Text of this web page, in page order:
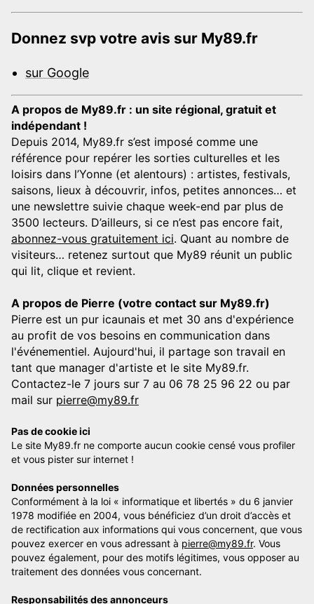
Donnez svp votre avis sur My89.fr
sur Google
A propos de My89.fr : un site régional, gratuit et
indépendant !
Depuis 2014, My89.fr s’est imposé comme une
référence pour repérer les sorties culturelles et les
loisirs dans l’Yonne (et alentours) : artistes, festivals,
saisons, lieux à découvrir, infos, petites annonces… et
une newslettre suivie chaque week-end par plus de
3500 lecteurs. D’ailleurs, si ce n’est pas encore fait,
abonnez-vous gratuitement ici. Quant au nombre de
visiteurs… retenez surtout que My89 réunit un public
qui lit, clique et revient.
A propos de Pierre (votre contact sur My89.fr)
Pierre est un pur icaunais et met 30 ans d'expérience
au profit de vos besoins en communication dans
l'événementiel. Aujourd'hui, il partage son travail en
tant que manager d'artiste et le site My89.fr.
Contactez-le 7 jours sur 7 au 06 78 25 96 22 ou par
mail sur pierre@my89.fr
Pas de cookie ici
Le site My89.fr ne comporte aucun cookie censé vous profiler
et vous pister sur internet !
Données personnelles
Conformément à la loi « informatique et libertés » du 6 janvier
1978 modifiée en 2004, vous bénéficiez d’un droit d’accès et
de rectification aux informations qui vous concernent, que vous
pouvez exercer en vous adressant à pierre@my89.fr. Vous
pouvez également, pour des motifs légitimes, vous opposer au
traitement des données vous concernant.
Responsabilités des annonceurs